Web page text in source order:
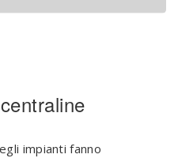
impianti fanno